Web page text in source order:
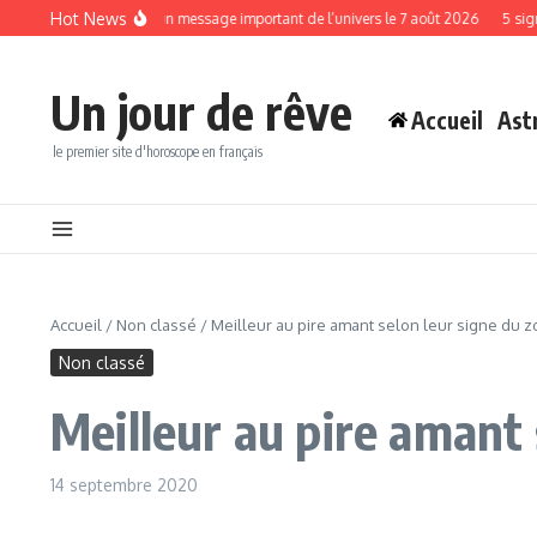
Aller au contenu
Hot News
vont recevoir un message important de l’univers le 7 août 2026 5 signes du
Un jour de rêve
le premier site d'horoscope en français
Accueil
Accueil / Non classé / Meilleur au pire amant selon leur signe du
Non classé
Meilleur au pire
14 septembre 2020